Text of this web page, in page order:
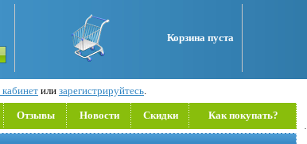
Корзина пуста
или зарегистрируйтесь.
Отзывы Новости Скидки Как покупать?